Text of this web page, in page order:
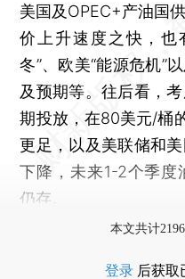
美国及OPEC+产油国
价上升速度之快，也
冬”、欧美“能源危机”
及预期等。往后看，
期投放，在80美元/桶
更足，以及美联储和
下降，未来1-2个季度
仍存。
本文共计
登录 后获取